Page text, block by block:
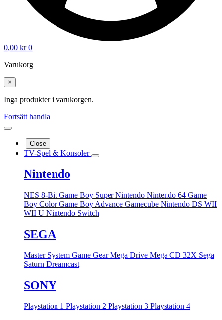
0,00 kr 0
Varukorg
×
Inga produkter i varukorgen.
Fortsätt handla
Close
TV-Spel & Konsoler
Nintendo
NES 8-Bit Game Boy Super Nintendo Nintendo 64 Game
Boy ColorGame Boy Advance Gamecube Nintendo DS WII
WII U Nintendo Switch
SEGA
Master System Game GearMega Drive Mega CD 32X Sega
Saturn Dreamcast
SONY
Playstation 1 Playstation 2 Playstation 3 Playstation 4